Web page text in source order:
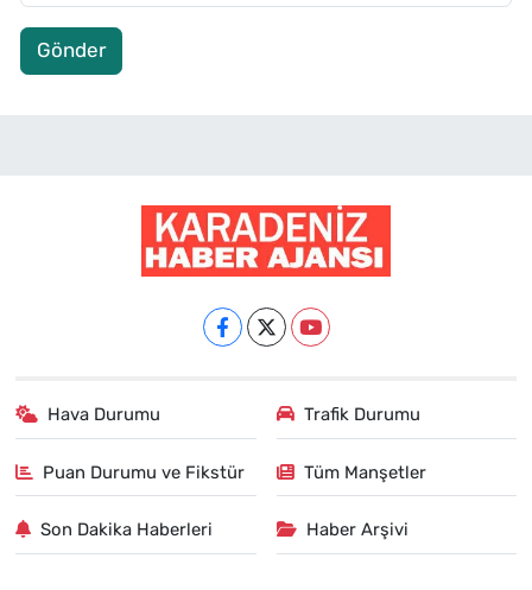
Gönder
Hava Durumu Trafik Durumu
Puan Durumu ve Fikstür Tüm Manşetler
Son Dakika Haberleri Haber Arşivi